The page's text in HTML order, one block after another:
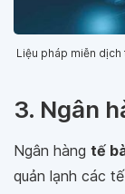
Liệu pháp miễn
3. Ngân
Ngân hàng tế
quản lạnh các